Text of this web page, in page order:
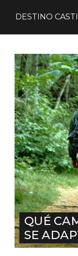
DESTINO
QUÉ
SE
Acceder
Nombre de
Contraseña
Formulario de
Recuérdame
ACCEDER